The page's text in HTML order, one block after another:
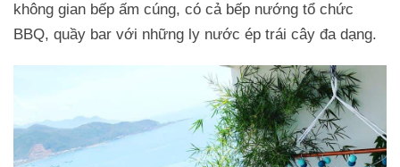
không gian bếp ấm cúng, có cả bếp nướng tổ chức
BBQ, quầy bar với những ly nước ép trái cây đa dạng.